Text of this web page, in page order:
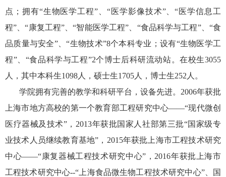
点；拥有“生物医学工程”、“医学影像技术”、“医学信息工
程”、“康复工程”、“智能医学工程”、“食品科学与工程”、“食
品质量与安全”、“生物技术”8个本科专业；设有“生物医学工
程”、“食品科学与工程”2个博士后科研流动站。在校生3055
人，其中本科生1098 人，硕士生1705 人，博士生252 人。
学院拥有完善的教学和科研平台，设备先进。 2006年获批
上海市地方高校的第一个教育部工程研究中心——“现代微创
医疗器械及技术”， 2013年获批国家人社部第三批“国家级专
业技术人员继续教育基地”， 2015年获批上海市工程技术研究
中心——“康复器械工程技术研究中心”， 2016年获批上海市
工程技术研究中心--“上海食品微生物工程技术研究中心”、国